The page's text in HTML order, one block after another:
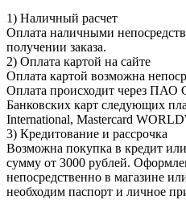
1) Наличный расчет
Оплата наличными
получении заказа.
2) Оплата картой на сайте
Оплата картой возможна
Оплата происходит через
Банковских карт следующих
International, Mastercard
3) Кредитование и рассрочка
Возможна покупка в кредит
сумму от 3000 рублей.
непосредственно в магазине
необходим паспорт и личное